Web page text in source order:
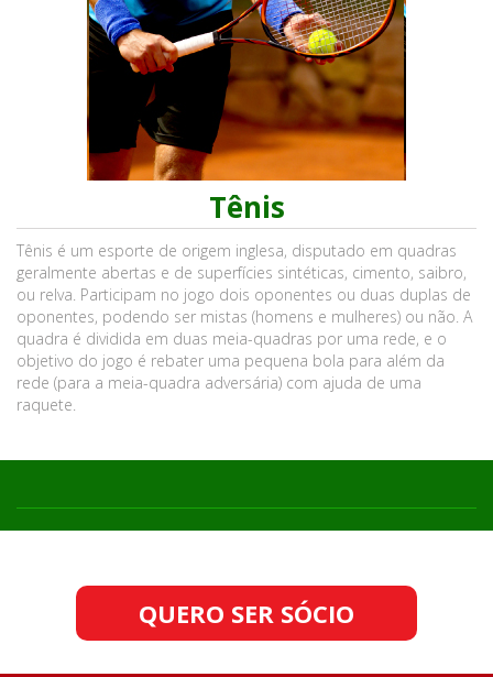
Tênis
Tênis é um esporte de origem inglesa, disputado em quadras
geralmente abertas e de superfícies sintéticas, cimento, saibro,
ou relva. Participam no jogo dois oponentes ou duas duplas de
oponentes, podendo ser mistas (homens e mulheres) ou não. A
quadra é dividida em duas meia-quadras por uma rede, e o
objetivo do jogo é rebater uma pequena bola para além da
rede (para a meia-quadra adversária) com ajuda de uma
raquete.
QUERO SER SÓCIO